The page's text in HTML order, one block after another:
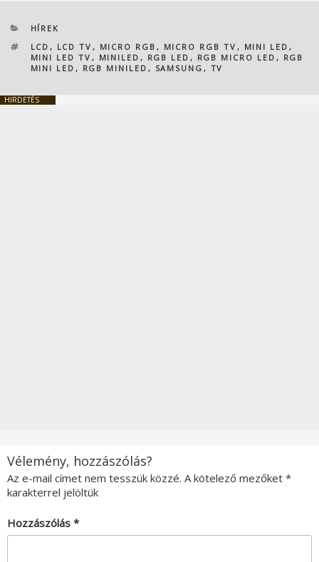
KATEGÓRIÁK
HÍREK
CÍMKÉK
LCD , LCD TV , MICRO RGB , MICRO RGB TV , MINI LED ,
MINI LED TV , MINILED , RGB LED , RGB MICRO LED , RGB
MINI LED , RGB MINILED , SAMSUNG , TV
HIRDETÉS
Vélemény, hozzászólás?
Az e-mail címet nem tesszük közzé. A kötelező mezőket *
karakterrel jelöltük
Hozzászólás *